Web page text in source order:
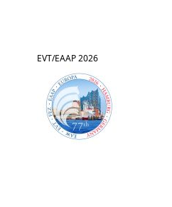
EVT/EAAP 2026